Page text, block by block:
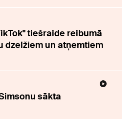
tiešraide reibumā
dzelžiem un atņemtiem
sākta